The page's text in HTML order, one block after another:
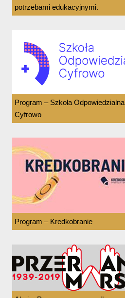
potrzebami edukacyjnymi.
Program – Szkoła Odpowiedzialna
Cyfrowo
Program – Kredkobranie